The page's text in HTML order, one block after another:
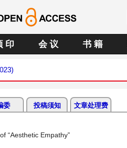
印 会 议 书 籍
委 投稿须知 文章处理费
“Aesthetic Empathy”